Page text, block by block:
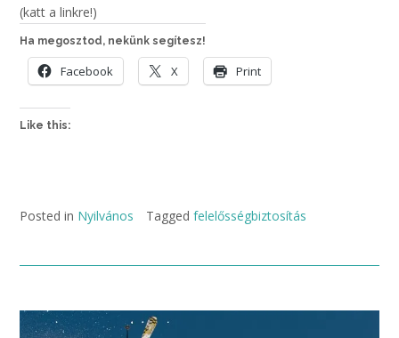
(katt a linkre!)
Ha megosztod, nekünk segítesz!
Facebook X Print
Like this:
Posted in Nyilvános Tagged felelősségbiztosítás